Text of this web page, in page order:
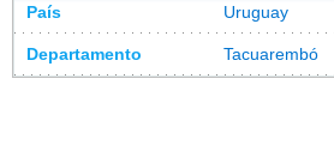
País Uruguay
Departamento Tacuarembó